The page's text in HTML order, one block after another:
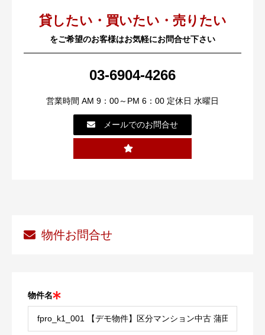
貸したい・買いたい・売りたい
をご希望のお客様はお気軽にお問合せ下さい
03-6904-4266
営業時間 AM 9：00～PM 6：00 定休日 水曜日
メールでのお問合せ
物件お問合せ
物件名